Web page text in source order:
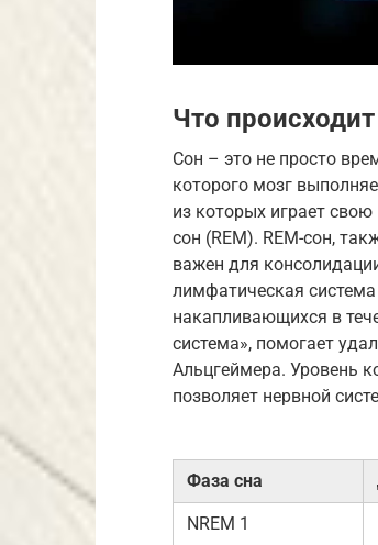
Что
Сон – это не просто
которого мозг
из которых играет
сон (REM). REM-сон,
важен для
лимфатическая
накапливающихся в
система», помогает
Альцгеймера. Уровень
позволяет нервной
Фаза сна
NREM 1